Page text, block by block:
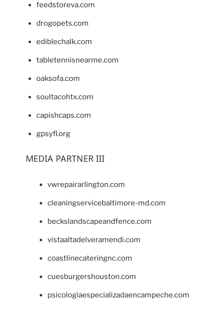
feedstoreva.com
drogopets.com
ediblechalk.com
tabletennisnearme.com
oaksofa.com
soultacohtx.com
capishcaps.com
gpsyfl.org
MEDIA PARTNER III
vwrepairarlington.com
cleaningservicebaltimore-md.com
beckslandscapeandfence.com
vistaaltadelveramendi.com
coastlinecateringnc.com
cuesburgershouston.com
psicologiaespecializadaencampeche.com